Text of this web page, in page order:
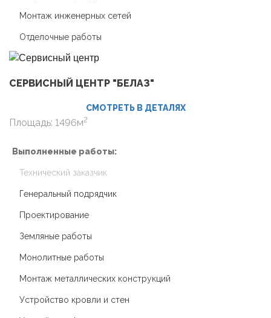
Монтаж инженерных сетей
Отделочные работы
СЕРВИСНЫЙ ЦЕНТР "БЕЛАЗ"
СМОТРЕТЬ В ДЕТАЛЯХ
Площадь: 1496м2
Выполненные работы:
Технический заказчик
Генеральный подрядчик
Проектирование
Земляные работы
Монолитные работы
Монтаж металлических конструкций
Устройство кровли и стен